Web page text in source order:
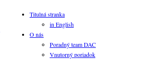
Titulná stranka
in English
O nás
Poradný team DAC
Vnutorný poriadok